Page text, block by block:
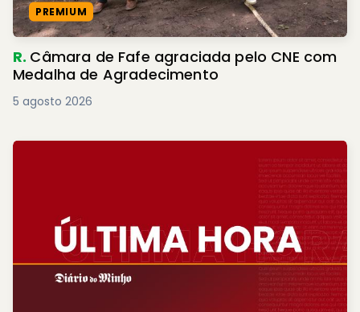
PREMIUM
R. Câmara de Fafe agraciada pelo CNE com
Medalha de Agradecimento
5 agosto 2026